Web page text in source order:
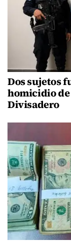
Dos sujetos
homicidio de
Divisadero